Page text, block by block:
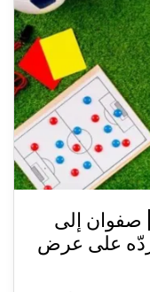
خاص Football Lebanon | صفوان إلى
ردّه على عرض